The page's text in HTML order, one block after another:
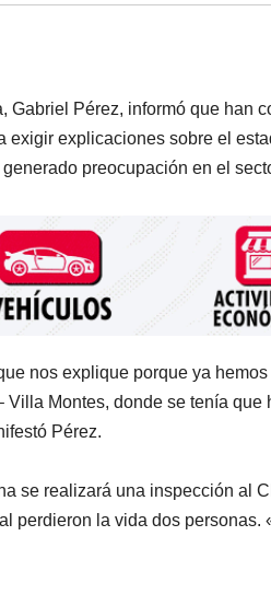
Gabriel Pérez, informó que han
explicaciones sobre el
preocupación en el
nos explique porque ya
Montes, donde se tenía que
Pérez.
se realizará una inspección al
perdieron la vida dos personas.